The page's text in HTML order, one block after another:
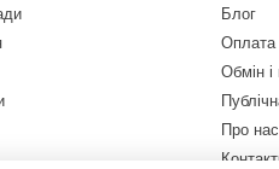
Блог
Оплата
Обмін
Про нас